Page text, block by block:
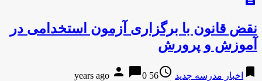
نقض قانون با برگزاری آزمون استخدامی در
آموزش و پرورش
bookmark اخبار مدرسه جدید access_time
56 years ago
person chat_bubble0